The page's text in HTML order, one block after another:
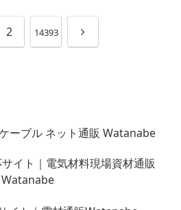
2 14393
次